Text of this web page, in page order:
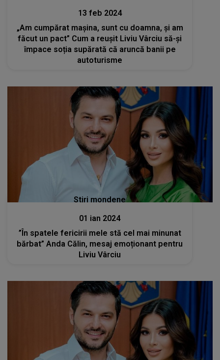
13 feb 2024
„Am cumpărat mașina, sunt cu doamna, și am
făcut un pact” Cum a reușit Liviu Vârciu să-și
împace soția supărată că aruncă banii pe
autoturisme
Stiri mondene
01 ian 2024
”În spatele fericirii mele stă cel mai minunat
bărbat” Anda Călin, mesaj emoționant pentru
Liviu Vârciu